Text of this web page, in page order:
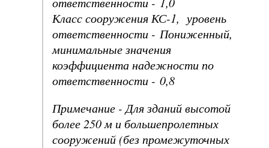
Класс сооружения КС-1, уровень
ответственности - Пониженный,
минимальные значения
коэффициента надежности по
ответственности - 0,8
Примечание - Для зданий высотой
более 250 м и большепролетных
сооружений (без промежуточных